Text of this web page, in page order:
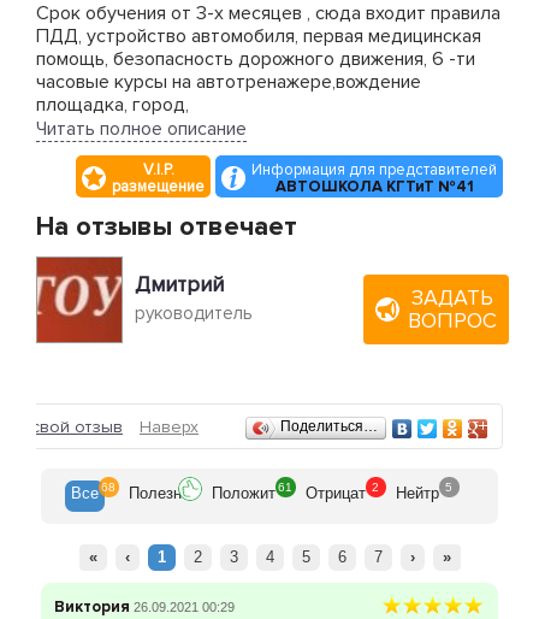
Срок обучения от 3-х месяцев , сюда входит правила
ПДД, устройство автомобиля, первая медицинская
помощь, безопасность дорожного движения, 6 -ти
часовые курсы на автотренажере,вождение
площадка, город,
сдача внутренних экзаменов в компьютерном
классе(теория), после чего Вы получаете
свидетельство об окончании курсов вождения и
направляетесь на сдачу экзаменов в МРЭОГИБДД
Читать полное описание
V.I.P.
размещение
Информация для представителей
АВТОШКОЛА КГТиТ №41
На отзывы отвечает
Дмитрий
руководитель
ЗАДАТЬ
ВОПРОС
Отзывы
свой отзыв Наверх Поделиться…
Все 68 Полезн Положит 61 Отрицат 2 Нейтр 5
« ‹ 1 2 3 4 5 6 7 › »
Виктория 26.09.2021 00:29